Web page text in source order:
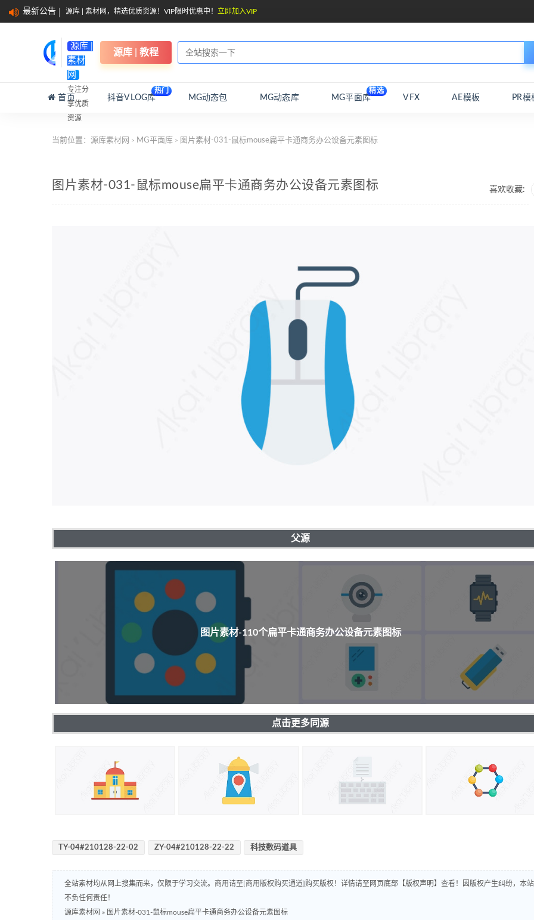
最新公告 源库 | 素材网，精选优质资源！VIP限时优惠中！ 立即加入VIP
源库 |
素材
网
专注分
享优质
资源
源库 | 教程
首页 抖音VLOG库
热门
MG动态包 MG动态库 MG平面库
精选
VFX AE模板 PR模
当前位置： 源库素材网 > MG平面库 > 图片素材-031-鼠标mouse扁平卡通商务办公设备元素图标
喜欢收藏:
图片素材-031-鼠标mouse扁平卡通商务办公设备元素图标
父源
图片素材-110个扁平卡通商务办公设备元素图标
点击更多同源
TY-04#210128-22-02 ZY-04#210128-22-22 科技数码道具
全站素材均从网上搜集而来，仅限于学习交流。商用请至[商用版权购买通道]购买版权！详情请至网页底部【版权声明】查看！因版权产生纠纷，本站
不负任何责任！
源库素材网 » 图片素材-031-鼠标mouse扁平卡通商务办公设备元素图标